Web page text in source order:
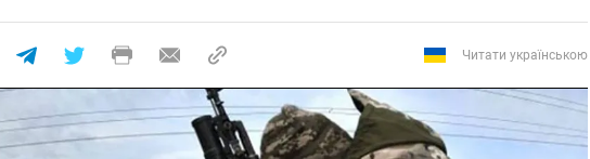
Читати українською